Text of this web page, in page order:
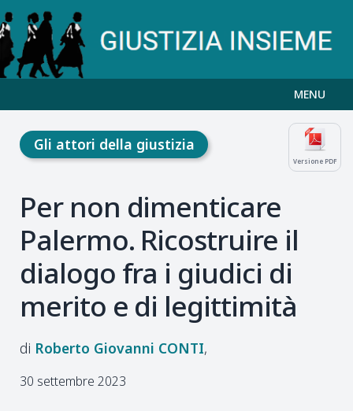
MENU
Versione PDF
Gli attori della giustizia
Per non dimenticare
Palermo. Ricostruire il
dialogo fra i giudici di
merito e di legittimità
Roberto Giovanni CONTI
30 settembre 2023